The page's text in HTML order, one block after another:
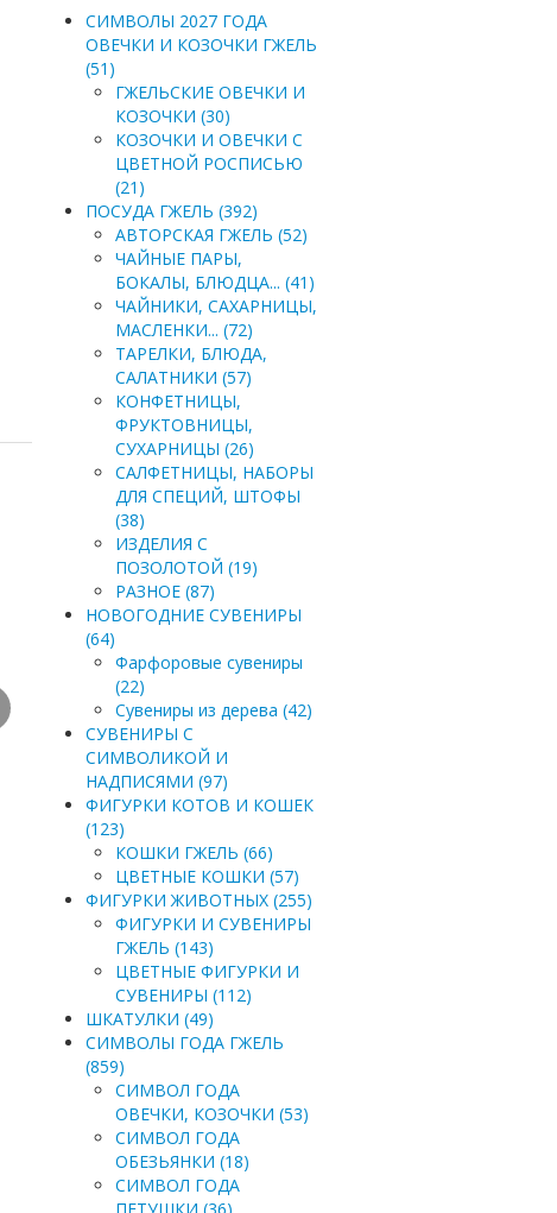
СИМВОЛЫ 2027 ГОДА
ОВЕЧКИ И КОЗОЧКИ ГЖЕЛЬ
(51)
ГЖЕЛЬСКИЕ ОВЕЧКИ И
КОЗОЧКИ (30)
КОЗОЧКИ И ОВЕЧКИ С
ЦВЕТНОЙ РОСПИСЬЮ
(21)
ПОСУДА ГЖЕЛЬ (392)
АВТОРСКАЯ ГЖЕЛЬ (52)
ЧАЙНЫЕ ПАРЫ,
БОКАЛЫ, БЛЮДЦА... (41)
ЧАЙНИКИ, САХАРНИЦЫ,
МАСЛЕНКИ... (72)
ТАРЕЛКИ, БЛЮДА,
САЛАТНИКИ (57)
КОНФЕТНИЦЫ,
ФРУКТОВНИЦЫ,
СУХАРНИЦЫ (26)
САЛФЕТНИЦЫ, НАБОРЫ
ДЛЯ СПЕЦИЙ, ШТОФЫ
(38)
ИЗДЕЛИЯ С
ПОЗОЛОТОЙ (19)
РАЗНОЕ (87)
НОВОГОДНИЕ СУВЕНИРЫ
(64)
Фарфоровые сувениры
(22)
Сувениры из дерева (42)
СУВЕНИРЫ С
СИМВОЛИКОЙ И
НАДПИСЯМИ (97)
ФИГУРКИ КОТОВ И КОШЕК
(123)
КОШКИ ГЖЕЛЬ (66)
ЦВЕТНЫЕ КОШКИ (57)
ФИГУРКИ ЖИВОТНЫХ (255)
ФИГУРКИ И СУВЕНИРЫ
ГЖЕЛЬ (143)
ЦВЕТНЫЕ ФИГУРКИ И
СУВЕНИРЫ (112)
ШКАТУЛКИ (49)
СИМВОЛЫ ГОДА ГЖЕЛЬ
(859)
СИМВОЛ ГОДА
ОВЕЧКИ, КОЗОЧКИ (53)
СИМВОЛ ГОДА
ОБЕЗЬЯНКИ (18)
СИМВОЛ ГОДА